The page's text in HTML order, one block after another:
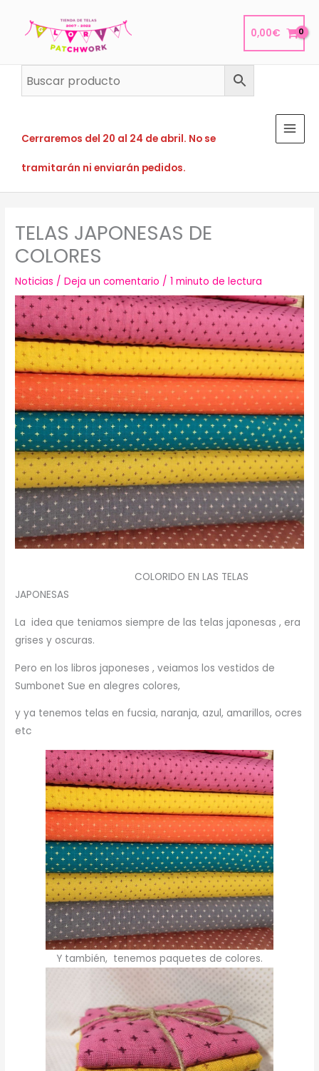
0,00€
Cerraremos del 20 al 24 de abril. No se
tramitarán ni enviarán pedidos.
TELAS JAPONESAS DE
COLORES
Noticias /Deja un comentario /1 minuto de lectura
COLORIDO EN LAS TELAS
JAPONESAS
La idea que teniamos siempre de las telas japonesas , era
grises y oscuras.
Pero en los libros japoneses , veiamos los vestidos de
Sumbonet Sue en alegres colores,
y ya tenemos telas en fucsia, naranja, azul, amarillos, ocres
etc
Y también, tenemos paquetes de colores.